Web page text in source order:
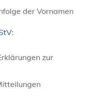
der Vornamen
zur